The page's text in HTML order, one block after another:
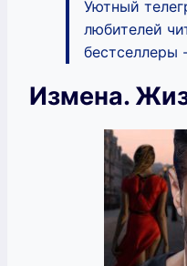
Уютный
любителей
бестселлеры
Измена.